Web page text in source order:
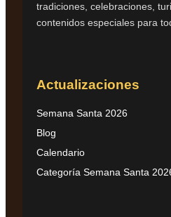
tradiciones, celebraciones,
contenidos especiales para
Actualizaciones
Semana Santa 2026
Blog
Calendario
Categoría Semana Santa